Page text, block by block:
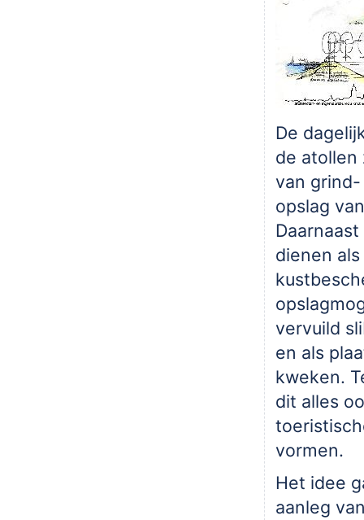
De
de atollen
van
opslag
dienen als
vervuild
en als
kweken.
dit alles
vormen.
Het idee
aanleg